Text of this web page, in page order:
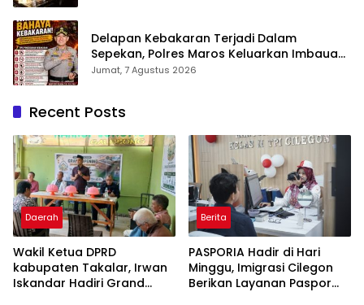
Delapan Kebakaran Terjadi Dalam
Sepekan, Polres Maros Keluarkan Imbauan
kepada Masyarakat
Jumat, 7 Agustus 2026
Recent Posts
Daerah
Wakil Ketua DPRD
kabupaten Takalar, Irwan
Iskandar Hadiri Grand
Berita
PASPORIA Hadir di Hari
Minggu, Imigrasi Cilegon
Berikan Layanan Paspor